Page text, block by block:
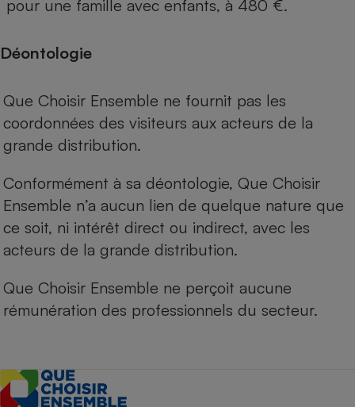
pour une famille avec enfants, à 480 €.
Déontologie
Que Choisir Ensemble ne fournit pas les
coordonnées des visiteurs aux acteurs de la
grande distribution.
Conformément à sa déontologie, Que Choisir
Ensemble n’a aucun lien de quelque nature que
ce soit, ni intérêt direct ou indirect, avec les
acteurs de la grande distribution.
Que Choisir Ensemble ne perçoit aucune
rémunération des professionnels du secteur.